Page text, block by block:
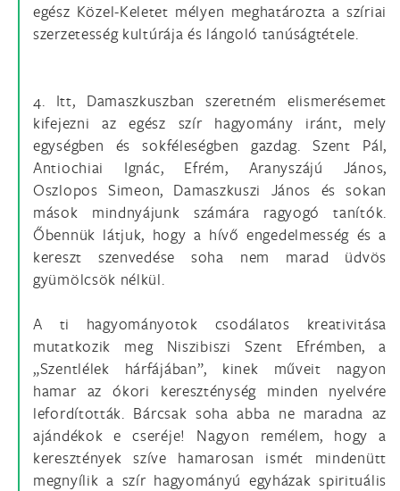
egész Közel-Keletet mélyen meghatározta a szíriai
szerzetesség kultúrája és lángoló tanúságtétele.
4. Itt, Damaszkuszban szeretném elismerésemet
kifejezni az egész szír hagyomány iránt, mely
egységben és sokféleségben gazdag. Szent Pál,
Antiochiai Ignác, Efrém, Aranyszájú János,
Oszlopos Simeon, Damaszkuszi János és sokan
mások mindnyájunk számára ragyogó tanítók.
Őbennük látjuk, hogy a hívő engedelmesség és a
kereszt szenvedése soha nem marad üdvös
gyümölcsök nélkül.
A ti hagyományotok csodálatos kreativitása
mutatkozik meg Niszibiszi Szent Efrémben, a
„Szentlélek hárfájában”, kinek műveit nagyon
hamar az ókori kereszténység minden nyelvére
lefordították. Bárcsak soha abba ne maradna az
ajándékok e cseréje! Nagyon remélem, hogy a
keresztények szíve hamarosan ismét mindenütt
megnyílik a szír hagyományú egyházak spirituális